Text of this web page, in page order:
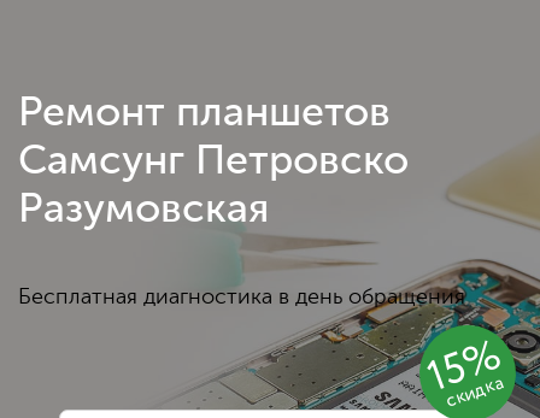
15%
скидка
Ремонт планшетов
Самсунг Петровско
Разумовская
Бесплатная диагностика в день обращения